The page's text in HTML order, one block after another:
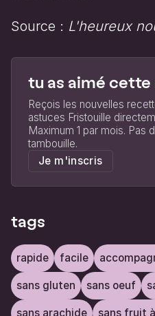
Source : L'heureux
tu as aimé
Reçois les nouvelles
astuces Fristouille
Maximum 1 par mois. Pas
tambouille.
Je m'inscris
tags
rapide facile
sans gluten sans oeuf
sans arachide sans fruit